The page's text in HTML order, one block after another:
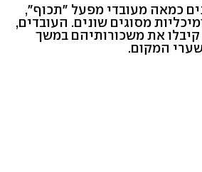
כמאה מעובדי מפעל "תכוף",
מסוגים שונים. העובדים,
את משכורותיהם במשך
המקום.